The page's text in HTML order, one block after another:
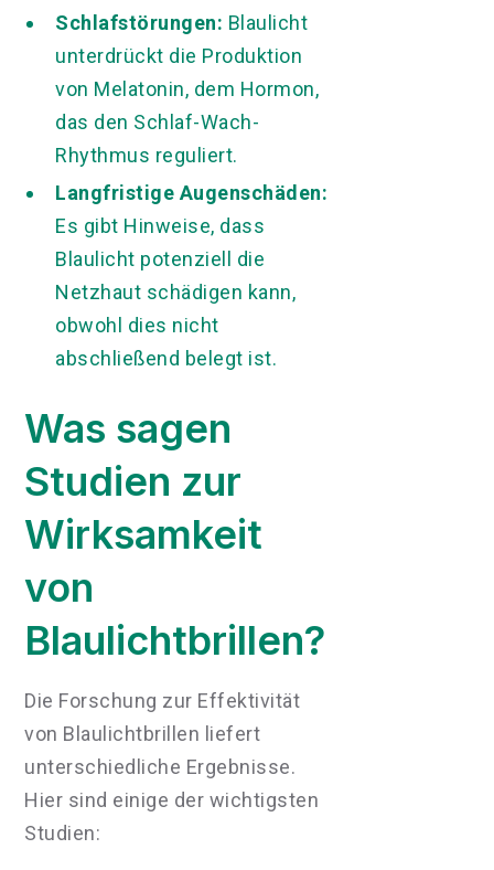
Schlafstörungen: Blaulicht
unterdrückt die Produktion
von Melatonin, dem Hormon,
das den Schlaf-Wach-
Rhythmus reguliert.
Langfristige Augenschäden:
Es gibt Hinweise, dass
Blaulicht potenziell die
Netzhaut schädigen kann,
obwohl dies nicht
abschließend belegt ist.
Was sagen
Studien zur
Wirksamkeit
von
Blaulichtbrillen?
Die Forschung zur Effektivität
von Blaulichtbrillen liefert
unterschiedliche Ergebnisse.
Hier sind einige der wichtigsten
Studien: